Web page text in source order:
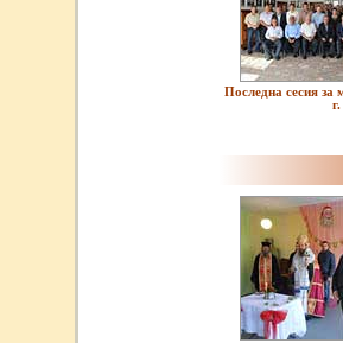
Последна сесия за
г.